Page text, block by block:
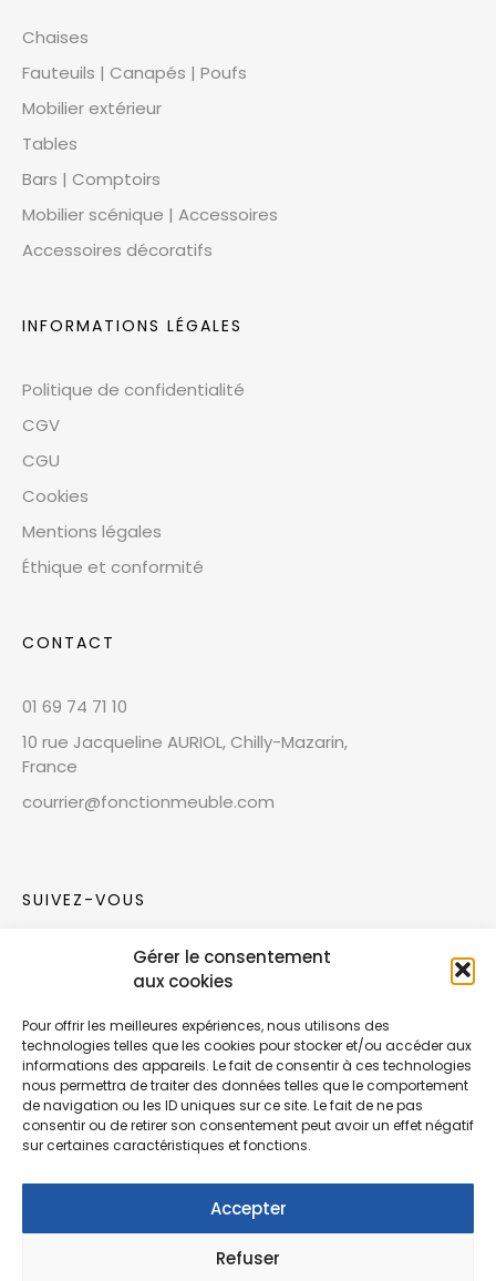
Gérer le consentement
aux cookies
Pour offrir les meilleures expériences, nous utilisons des
technologies telles que les cookies pour stocker et/ou accéder aux
informations des appareils. Le fait de consentir à ces technologies
nous permettra de traiter des données telles que le comportement
de navigation ou les ID uniques sur ce site. Le fait de ne pas
consentir ou de retirer son consentement peut avoir un effet négatif
sur certaines caractéristiques et fonctions.
Accepter
Refuser
Chaises
Fauteuils | Canapés | Poufs
Mobilier extérieur
Tables
Bars | Comptoirs
Mobilier scénique | Accessoires
Accessoires décoratifs
INFORMATIONS LÉGALES
Politique de confidentialité
CGV
CGU
Cookies
Mentions légales
Éthique et conformité
CONTACT
01 69 74 71 10
10 rue Jacqueline AURIOL, Chilly-Mazarin,
France
courrier@fonctionmeuble.com
SUIVEZ-VOUS
Rejoignez notre communauté sur les réseaux
Nouvelles collections, vie de l’équipe ou
inspirations : soyez informés de nos dernières
actualités.
© Copyright Fonction Meuble